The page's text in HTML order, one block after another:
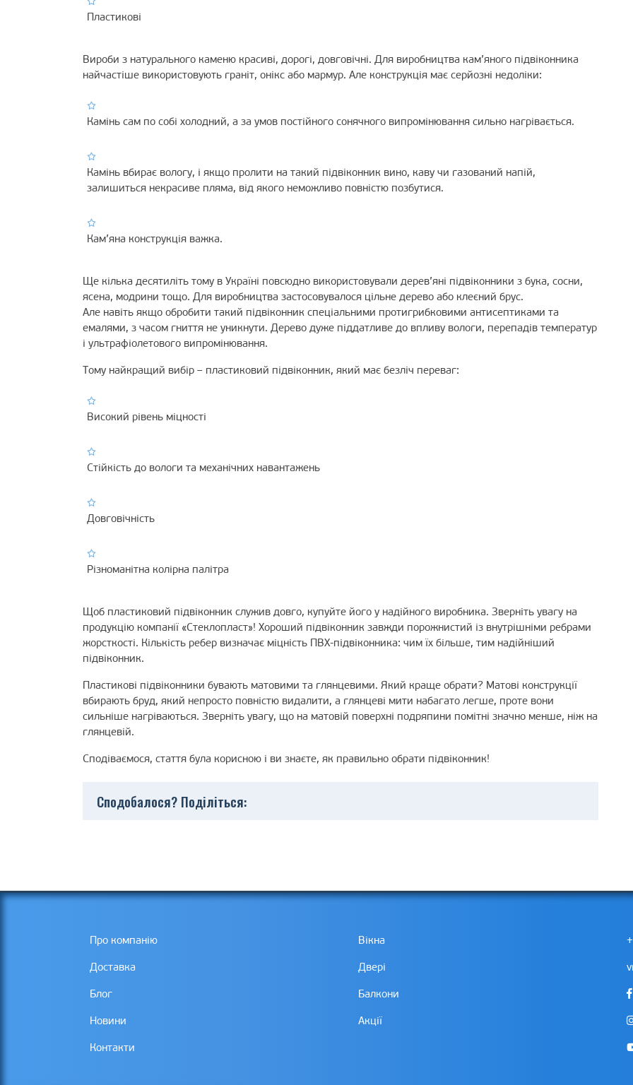
Пластикові
Вироби з натурального каменю красиві, дорогі, довговічні. Для виробництва кам’яного підвіконника
найчастіше використовують граніт, онікс або мармур. Але конструкція має серйозні недоліки:
Камінь сам по собі холодний, а за умов постійного сонячного випромінювання сильно нагрівається.
Камінь вбирає вологу, і якщо пролити на такий підвіконник вино, каву чи газований напій,
залишиться некрасиве пляма, від якого неможливо повністю позбутися.
Кам’яна конструкція важка.
Ще кілька десятиліть тому в Україні повсюдно використовували дерев’яні підвіконники з бука, сосни,
ясена, модрини тощо. Для виробництва застосовувалося цільне дерево або клеєний брус.
Але навіть якщо обробити такий підвіконник спеціальними протигрибковими антисептиками та
емалями, з часом гниття не уникнути. Дерево дуже піддатливе до впливу вологи, перепадів температур
і ультрафіолетового випромінювання.
Тому найкращий вибір – пластиковий підвіконник, який має безліч переваг:
Високий рівень міцності
Стійкість до вологи та механічних навантажень
Довговічність
Різноманітна колірна палітра
Щоб пластиковий підвіконник служив довго, купуйте його у надійного виробника. Зверніть увагу на
продукцію компанії «Стеклопласт»! Хороший підвіконник завжди порожнистий із внутрішніми ребрами
жорсткості. Кількість ребер визначає міцність ПВХ-підвіконника: чим їх більше, тим надійніший
підвіконник.
Пластикові підвіконники бувають матовими та глянцевими. Який краще обрати? Матові конструкції
вбирають бруд, який непросто повністю видалити, а глянцеві мити набагато легше, проте вони
сильніше нагріваються. Зверніть увагу, що на матовій поверхні подряпини помітні значно менше, ніж на
глянцевій.
Сподіваємося, стаття була корисною і ви знаєте, як правильно обрати підвіконник!
Сподобалося? Поділіться:
Про компанію
Доставка
Блог
Новини
Контакти
Вікна
Двері
Балкони
Акції